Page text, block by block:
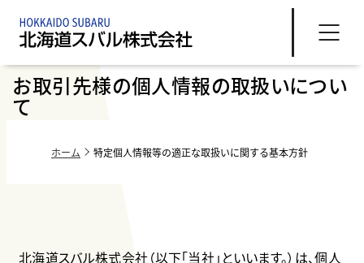
お取引先様の個人情報の取扱いについ
て
ホーム 特定個人情報等の適正な取扱いに関する基本方針
北海道スバル株式会社（以下「当社」といいます。）は、個人